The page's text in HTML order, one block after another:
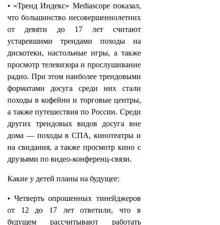
• «Тренд Индекс» Mediascope показал,
что большинство несовершеннолетних
от девяти до 17 лет считают
устаревшими трендами походы на
дискотеки, настольные игры, а также
просмотр телевизора и прослушивание
радио. При этом наиболее трендовыми
форматами досуга среди них стали
походы в кофейни и торговые центры,
а также путешествия по России. Среди
других трендовых видов досуга вне
дома — походы в СПА, кинотеатры и
на свидания, а также просмотр кино с
друзьями по видео-конференц-связи.
Какие у детей планы на будущее:
• Четверть опрошенных тинейджеров
от 12 до 17 лет ответили, что в
будущем рассчитывают работать